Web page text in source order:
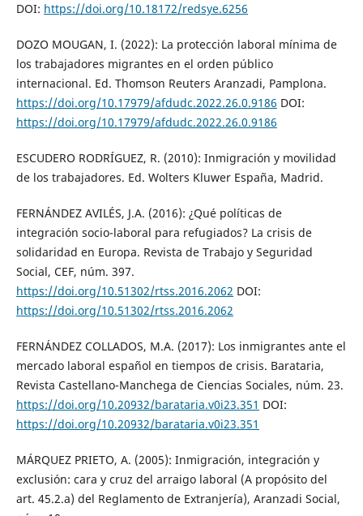
DOI: https://doi.org/10.18172/redsye.6256
DOZO MOUGAN, I. (2022): La protección laboral mínima de
los trabajadores migrantes en el orden público
internacional. Ed. Thomson Reuters Aranzadi, Pamplona.
https://doi.org/10.17979/afdudc.2022.26.0.9186 DOI:
https://doi.org/10.17979/afdudc.2022.26.0.9186
ESCUDERO RODRÍGUEZ, R. (2010): Inmigración y movilidad
de los trabajadores. Ed. Wolters Kluwer España, Madrid.
FERNÁNDEZ AVILÉS, J.A. (2016): ¿Qué políticas de
integración socio-laboral para refugiados? La crisis de
solidaridad en Europa. Revista de Trabajo y Seguridad
Social, CEF, núm. 397.
https://doi.org/10.51302/rtss.2016.2062 DOI:
https://doi.org/10.51302/rtss.2016.2062
FERNÁNDEZ COLLADOS, M.A. (2017): Los inmigrantes ante el
mercado laboral español en tiempos de crisis. Barataria,
Revista Castellano-Manchega de Ciencias Sociales, núm. 23.
https://doi.org/10.20932/barataria.v0i23.351 DOI:
https://doi.org/10.20932/barataria.v0i23.351
MÁRQUEZ PRIETO, A. (2005): Inmigración, integración y
exclusión: cara y cruz del arraigo laboral (A propósito del
art. 45.2.a) del Reglamento de Extranjería), Aranzadi Social,